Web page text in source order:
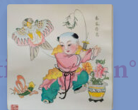
série 2